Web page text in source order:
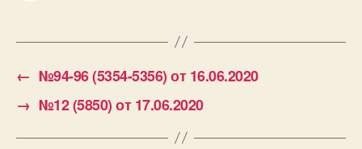
← №94-96 (5354-5356) от 16.06.2020
→ №12 (5850) от 17.06.2020